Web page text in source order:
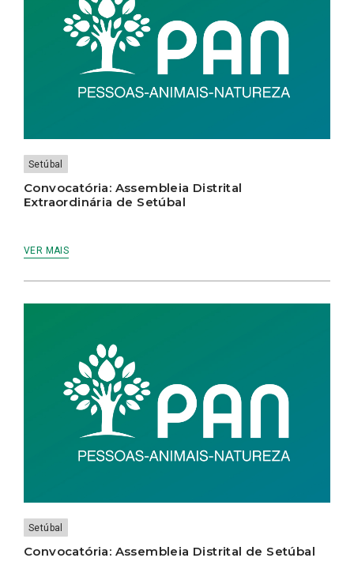
Setúbal
Convocatória: Assembleia Distrital
Extraordinária de Setúbal
VER MAIS
Setúbal
Convocatória: Assembleia Distrital de Setúbal